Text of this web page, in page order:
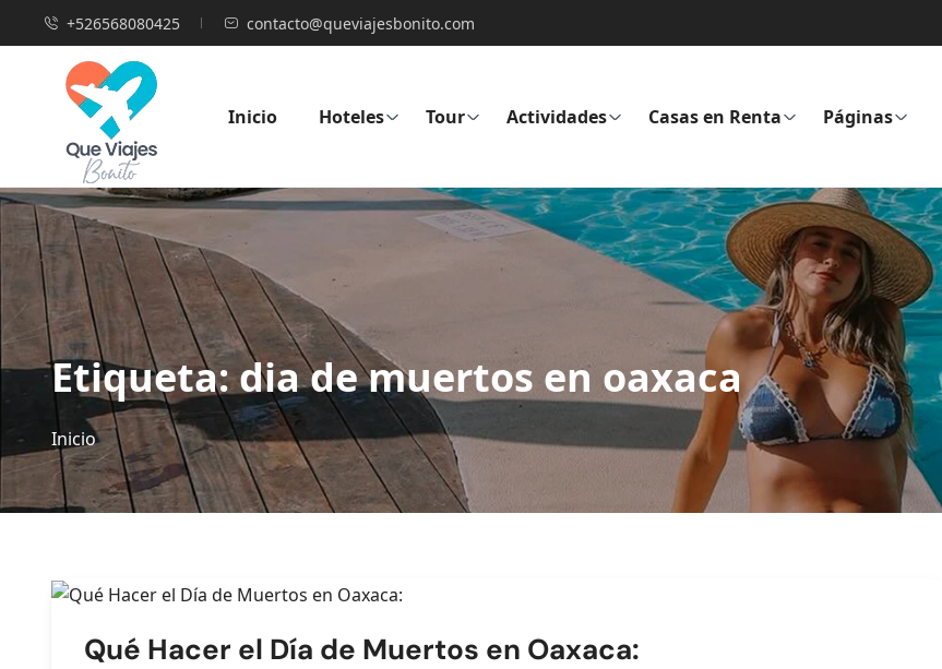
+526568080425 contacto@queviajesbonito.com
Inicio Hoteles Tour Actividades Casas en Renta Páginas
Etiqueta:dia de muertos en oaxaca
Inicio
Qué Hacer el Día de Muertos en Oaxaca: